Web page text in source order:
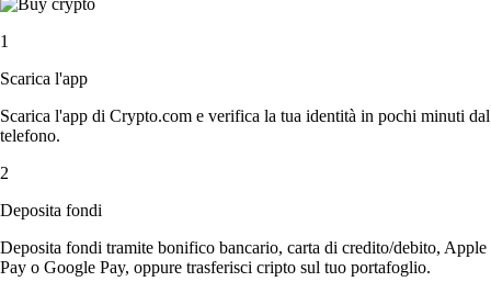
1
Scarica l'app
Scarica l'app di Crypto.com e verifica la tua identità in pochi minuti dal
telefono.
2
Deposita fondi
Deposita fondi tramite bonifico bancario, carta di credito/debito, Apple
Pay o Google Pay, oppure trasferisci cripto sul tuo portafoglio.